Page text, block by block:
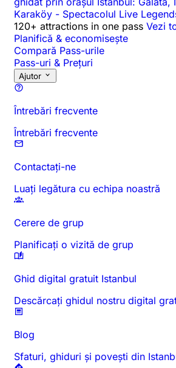
Karaköy - Spectacolul Live
120+ attractions in one pass Vezi
Planifică & economisește
Compară Pass-urile
Pass-uri & Prețuri
Ajutor
Întrebări frecvente
Întrebări frecvente
Contactați-ne
Luați legătura cu echipa noastră
Cerere de grup
Planificați o vizită de grup
Ghid digital gratuit Istanbul
Descărcați ghidul nostru digital
Blog
Sfaturi, ghiduri și povești din